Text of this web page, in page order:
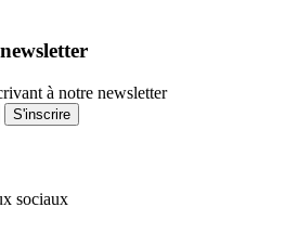
à notre newsletter
S'inscrire
sociaux